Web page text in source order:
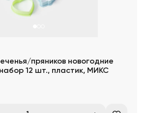
пряников новогодние
12 шт., пластик, МИКС